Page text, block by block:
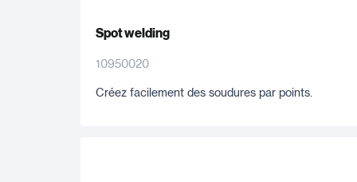
Spot welding
10950020
Créez facilement des soudures par points.